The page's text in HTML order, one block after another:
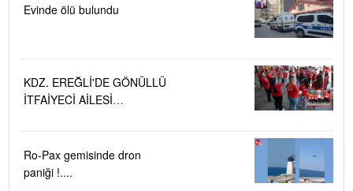
Evinde ölü bulundu
KDZ. EREĞLİ'DE GÖNÜLLÜ
İTFAİYECİ AİLESİ
Ro-Pax gemisinde dron
paniği !....